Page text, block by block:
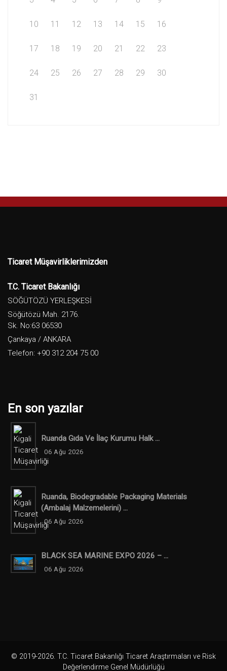
10 11 12 13 14 15 16
17 18 19 20 21 22 23
24 25 26 27 28 29 30
31
Ticaret Müşavirliklerimizden
T.C. Ticaret Bakanlığı
SÖĞÜTÖZÜ YERLEŞKESİ
Söğütözü Mah. 2176.
Sk. No:63 06530
Çankaya / ANKARA
Telefon: +90 312 204 75 00
En son yazılar
Ruanda Gıda Ve İlaç Kurumu Halk ...
06 Ağu 2026
Ruanda, Biodegradable Packaging Materials
(ambalaj Malzemelerini) ...
06 Ağu 2026
BLACK SEA MARINE EXPO 2026 – ...
06 Ağu 2026
© 2019-2026. T.C. Ticaret Bakanlığı Ticaret Araştırmaları ve Risk
Değerlendirme Genel Müdürlüğü